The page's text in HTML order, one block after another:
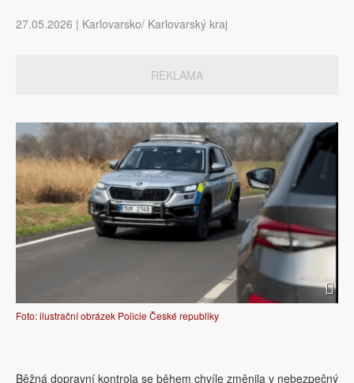
27.05.2026 | Karlovarsko/ Karlovarský kraj
REKLAMA
Foto: ilustrační obrázek Policie České republiky
Běžná dopravní kontrola se během chvíle změnila v nebezpečný